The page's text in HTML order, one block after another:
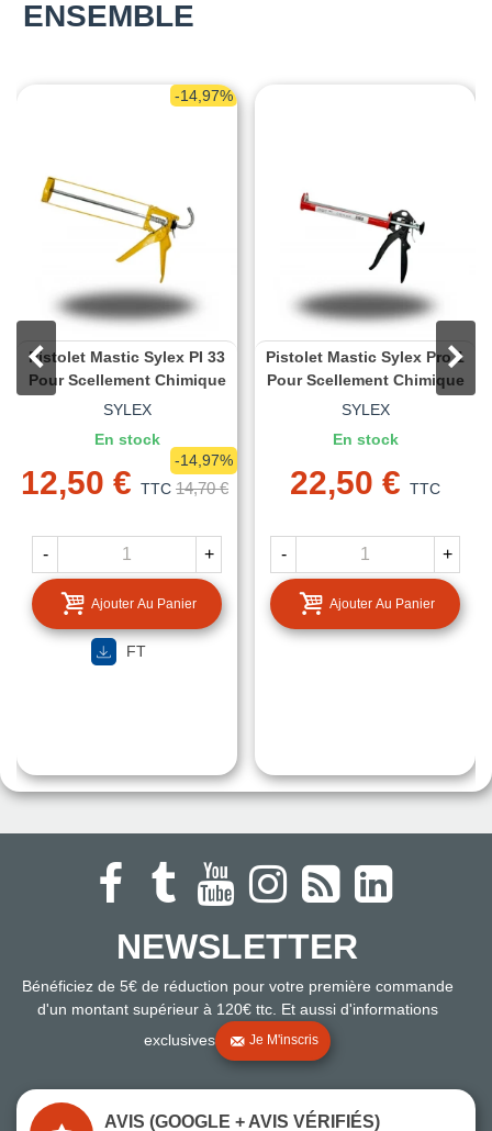
ENSEMBLE
-14,97%
Pistolet Mastic Sylex PI 33
Pour Scellement Chimique
SYLEX
En stock
12,50 € TTC 14,70 €
-14,97%
- +
Ajouter Au Panier
FT
Pistolet Mastic Sylex Pro 1
Pour Scellement Chimique
SYLEX
En stock
22,50 € TTC
- +
Ajouter Au Panier
NEWSLETTER
Bénéficiez de 5€ de réduction pour votre première commande
d'un montant supérieur à 120€ ttc. Et aussi d'informations
exclusives
Je M'inscris
AVIS (GOOGLE + AVIS VÉRIFIÉS)